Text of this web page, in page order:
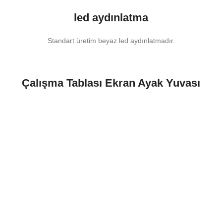
led aydınlatma
Standart üretim beyaz led aydınlatmadır.
Çalışma Tablası Ekran Ayak Yuvası